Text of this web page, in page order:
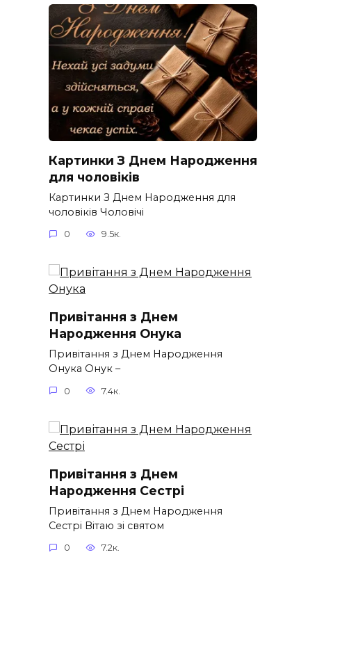
Картинки З Днем Народження
для чоловіків​
Картинки З Днем Народження для
чоловіків​ Чоловічі
0 9.5к.
Привітання з Днем
Народження Онука
Привітання з Днем Народження
Онука Онук –
0 7.4к.
Привітання з Днем
Народження Сестрі
Привітання з Днем Народження
Сестрі Вітаю зі святом
0 7.2к.